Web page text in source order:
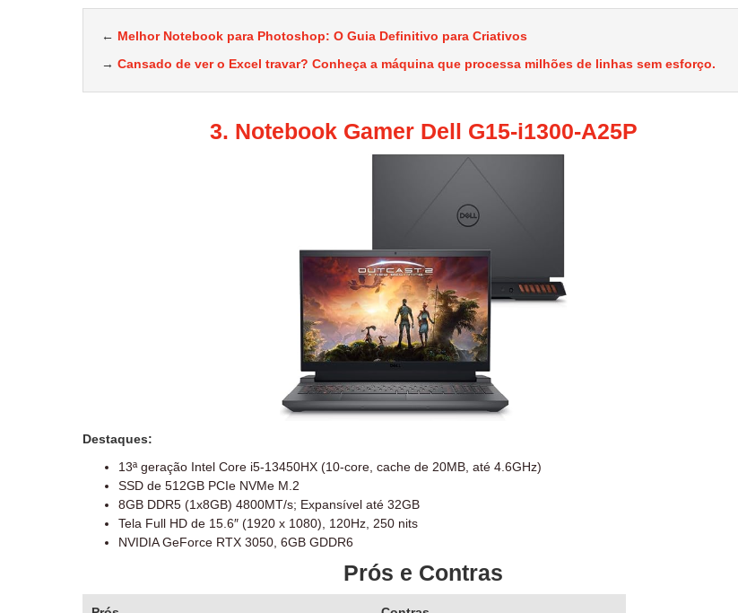
← Melhor Notebook para Photoshop: O Guia Definitivo para Criativos
→ Cansado de ver o Excel travar? Conheça a máquina que processa milhões de linhas sem esforço.
3. Notebook Gamer Dell G15-i1300-A25P
Destaques:
13ª geração Intel Core i5-13450HX (10-core, cache de 20MB, até 4.6GHz)
SSD de 512GB PCIe NVMe M.2
8GB DDR5 (1x8GB) 4800MT/s; Expansível até 32GB
Tela Full HD de 15.6″ (1920 x 1080), 120Hz, 250 nits
NVIDIA GeForce RTX 3050, 6GB GDDR6
Prós e Contras